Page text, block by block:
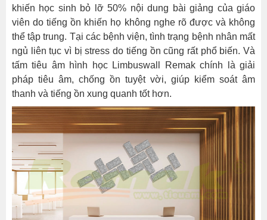
khiến học sinh bỏ lỡ 50% nội dung bài giảng của giáo
viên do tiếng ồn khiến họ không nghe rõ được và không
thể tập trung. Tại các bệnh viện, tình trạng bệnh nhân mất
ngủ liên tục vì bị stress do tiếng ồn cũng rất phổ biến. Và
tấm tiêu âm hình học Limbuswall Remak chính là giải
pháp tiêu âm, chống ồn tuyệt vời, giúp kiểm soát âm
thanh và tiếng ồn xung quanh tốt hơn.